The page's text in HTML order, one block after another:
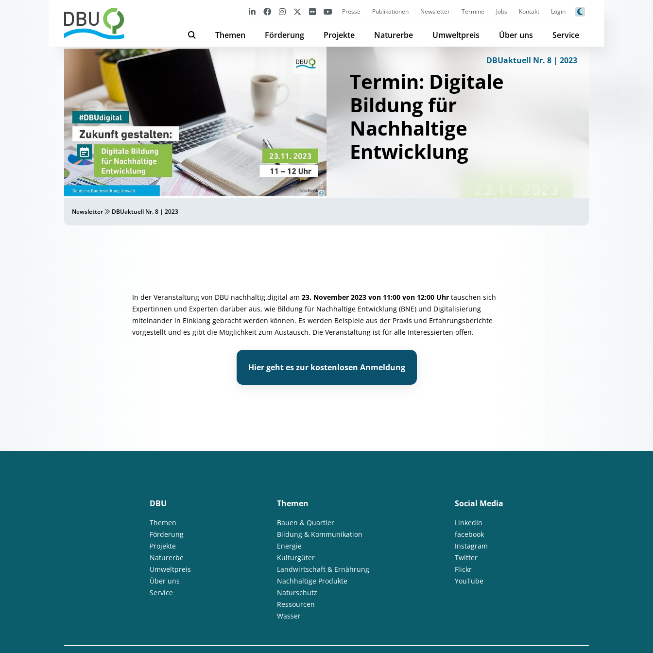
Presse Publikationen Newsletter Termine Jobs Kontakt Login
Themen Förderung Projekte Naturerbe Umweltpreis Über uns Service
©
DBU
DBUaktuell Nr. 8 | 2023
Termin: Digitale
Bildung für
Nachhaltige
Entwicklung
Newsletter DBUaktuell Nr. 8 | 2023
In der Veranstaltung von DBU nachhaltig.digital am 23. November 2023 von 11:00 von 12:00 Uhr tauschen sich
Expertinnen und Experten darüber aus, wie Bildung für Nachhaltige Entwicklung (BNE) und Digitalisierung
miteinander in Einklang gebracht werden können. Es werden Beispiele aus der Praxis und Erfahrungsberichte
vorgestellt und es gibt die Möglichkeit zum Austausch. Die Veranstaltung ist für alle Interessierten offen.
Hier geht es zur kostenlosen Anmeldung
DBU
Themen
Förderung
Projekte
Naturerbe
Umweltpreis
Über uns
Service
Themen
Bauen & Quartier
Bildung & Kommunikation
Energie
Kulturgüter
Landwirtschaft & Ernährung
Nachhaltige Produkte
Naturschutz
Ressourcen
Wasser
Social Media
LinkedIn
facebook
Instagram
Twitter
Flickr
YouTube